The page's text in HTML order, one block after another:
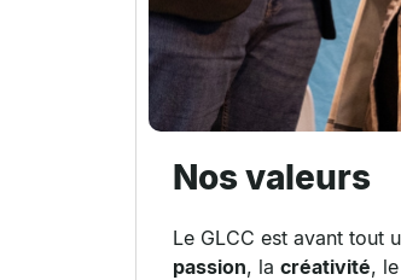
Nos valeurs
Le GLCC est avant tout
passion, la créativité, le